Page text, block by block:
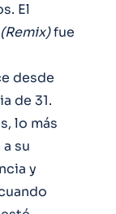
El
fue
desde
de 31.
lo más
su
y